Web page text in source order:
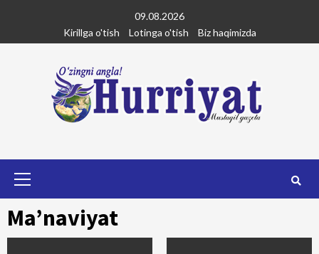
content
09.08.2026
Kirillga o'tish
Lotinga o'tish Biz haqimizda
Ma’naviyat